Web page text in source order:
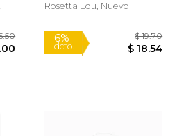
Rosetta Edu, Nuevo